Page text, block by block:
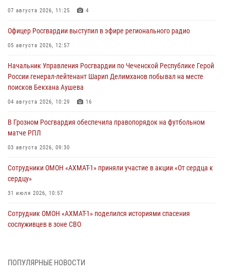
07 августа 2026, 11:25 4
Офицер Росгвардии выступил в эфире регионального радио
05 августа 2026, 12:57
Начальник Управления Росгвардии по Чеченской Республике Герой
России генерал-лейтенант Шарип Делимханов побывал на месте
поисков Бекхана Аушева
04 августа 2026, 10:29 16
В Грозном Росгвардия обеспечила правопорядок на футбольном
матче РПЛ
03 августа 2026, 09:30
Сотрудники ОМОН «АХМАТ-1» приняли участие в акции «От сердца к
сердцу»
31 июля 2026, 10:57
Сотрудник ОМОН «АХМАТ-1» поделился историями спасения
сослуживцев в зоне СВО
Командующий Северо-Кавказским округом Росгвардии совершил
ПОПУЛЯРНЫЕ НОВОСТИ